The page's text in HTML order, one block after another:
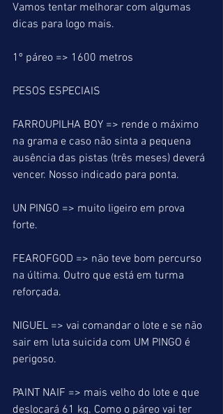
Vamos tentar melhorar com algumas
dicas para logo mais.
1º páreo => 1600 metros
PESOS ESPECIAIS
FARROUPILHA BOY => rende o máximo
na grama e caso não sinta a pequena
ausência das pistas (três meses) deverá
vencer. Nosso indicado para ponta.
UN PINGO => muito ligeiro em prova
forte.
FEAROFGOD => não teve bom percurso
na última. Outro que está em turma
reforçada.
NIGUEL => vai comandar o lote e se não
sair em luta suicida com UM PINGO é
perigoso.
PAINT NAIF => mais velho do lote e que
deslocará 61 kg. Como o páreo vai ter